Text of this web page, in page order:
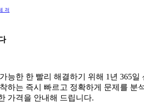
걱
능한 한 빨리 해결하기 위해 1년 365일
하는 즉시 빠르고 정확하게 문제를 분
가격을 안내해 드립니다.